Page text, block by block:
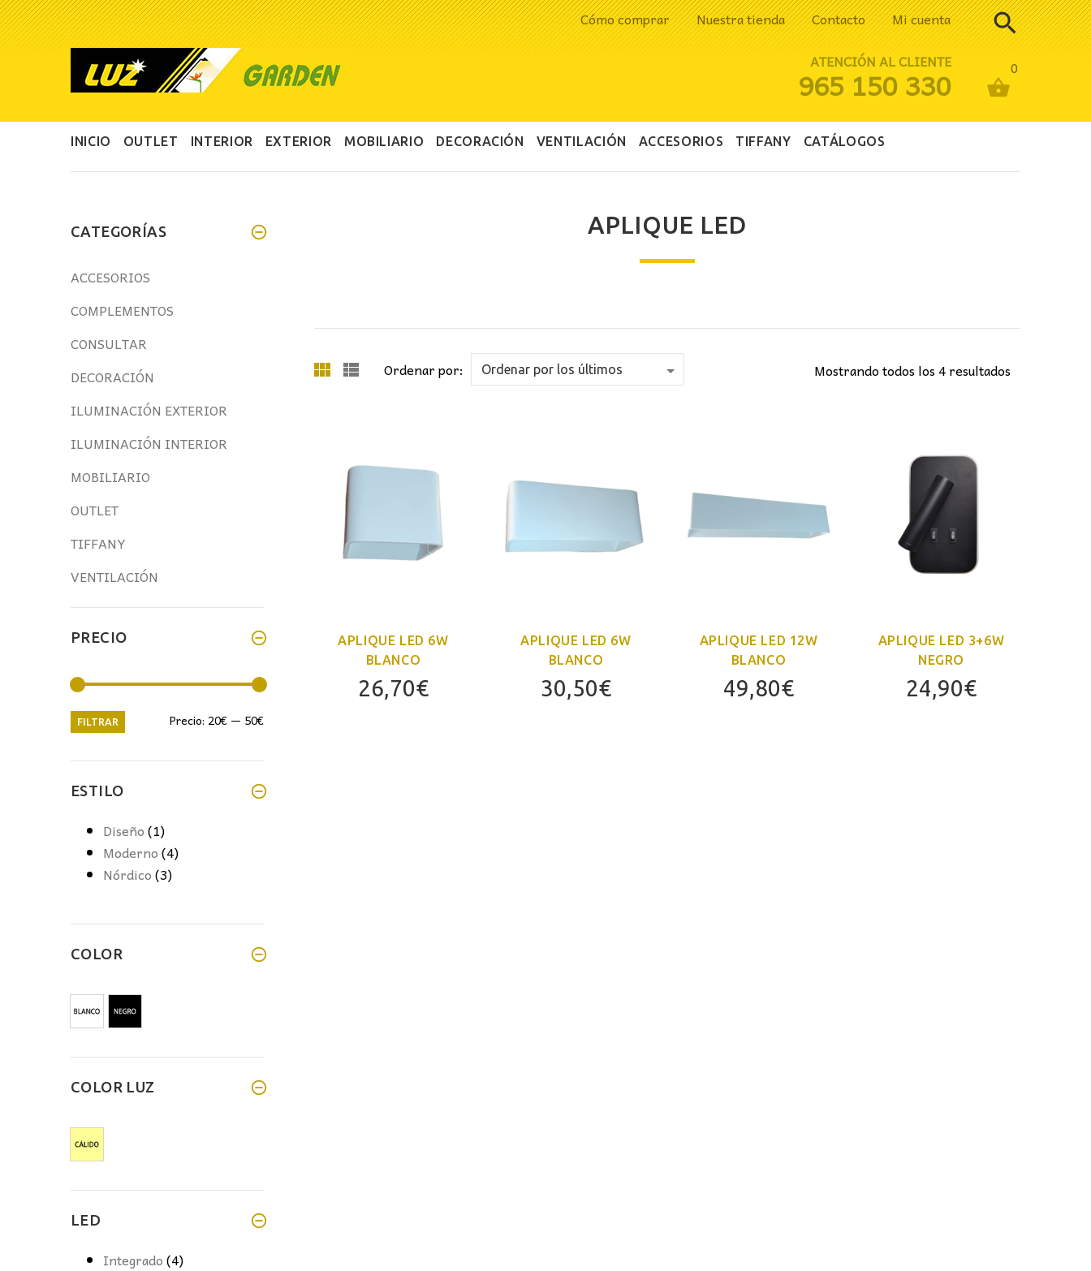
Cómo comprar Nuestra tienda Contacto Mi cuenta
0
ATENCIÓN AL CLIENTE
965 150 330
INICIO OUTLET INTERIOR EXTERIOR MOBILIARIO DECORACIÓN VENTILACIÓN ACCESORIOS TIFFANY CATÁLOGOS
CATEGORÍAS
ACCESORIOS
COMPLEMENTOS
CONSULTAR
DECORACIÓN
ILUMINACIÓN EXTERIOR
ILUMINACIÓN INTERIOR
MOBILIARIO
OUTLET
TIFFANY
VENTILACIÓN
PRECIO
Precio
Precio
FILTRAR Precio: 20€ — 50€
ESTILO
Diseño(1)
Moderno(4)
Nórdico(3)
COLOR
COLOR LUZ
LED
Integrado(4)
APLIQUE LED
Ordenar por: Mostrando todos los 4 resultados
APLIQUE LED 6W
BLANCO
26,70€
APLIQUE LED 6W
BLANCO
30,50€
APLIQUE LED 12W
BLANCO
49,80€
APLIQUE LED 3+6W
NEGRO
24,90€